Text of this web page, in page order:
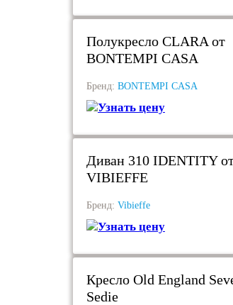
Полукресло CLARA от
BONTEMPI CASA
Бренд: BONTEMPI CASA
Узнать цену
Диван 310 IDENTITY
VIBIEFFE
Бренд: Vibieffe
Узнать цену
Кресло Old England
Sedie